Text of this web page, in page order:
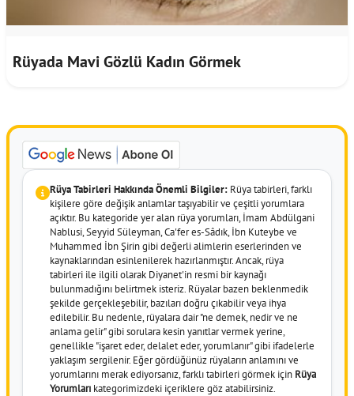
Rüyada Mavi Gözlü Kadın Görmek
Rüya Tabirleri Hakkında Önemli Bilgiler: Rüya tabirleri, farklı
kişilere göre değişik anlamlar taşıyabilir ve çeşitli yorumlara
açıktır. Bu kategoride yer alan rüya yorumları, İmam Abdülgani
Nablusi, Seyyid Süleyman, Ca'fer es-Sâdık, İbn Kuteybe ve
Muhammed İbn Şirin gibi değerli alimlerin eserlerinden ve
kaynaklarından esinlenilerek hazırlanmıştır. Ancak, rüya
tabirleri ile ilgili olarak Diyanet'in resmi bir kaynağı
bulunmadığını belirtmek isteriz. Rüyalar bazen beklenmedik
şekilde gerçekleşebilir, bazıları doğru çıkabilir veya ihya
edilebilir. Bu nedenle, rüyalara dair "ne demek, nedir ve ne
anlama gelir" gibi sorulara kesin yanıtlar vermek yerine,
genellikle "işaret eder, delalet eder, yorumlanır" gibi ifadelerle
yaklaşım sergilenir. Eğer gördüğünüz rüyaların anlamını ve
yorumlarını merak ediyorsanız, farklı tabirleri görmek için Rüya
Yorumları kategorimizdeki içeriklere göz atabilirsiniz.